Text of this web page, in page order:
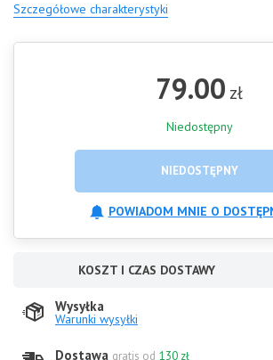
Szczegółowe charakterystyki
79.00 zł
Niedostępny
NIEDOSTĘPNY
POWIADOM MNIE O
KOSZT I CZAS DOSTAWY
Wysyłka
Warunki wysyłki
Dostawa gratis od 130 zł